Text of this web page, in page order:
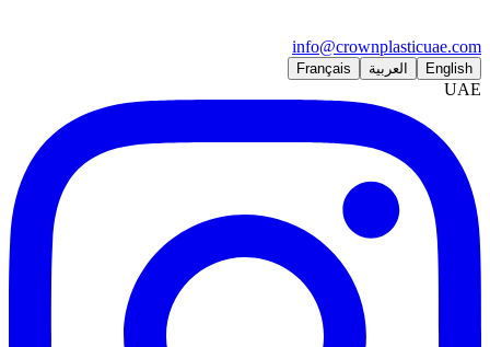
info@crownplasticuae.com
English العربية Français
UAE